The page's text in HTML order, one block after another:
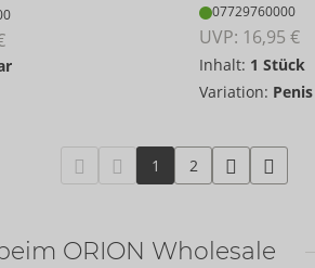
07729760000
UVP: 16,95 €
Inhalt: 1 Stück
Variation: Penis
1 2
ORION Wholesale